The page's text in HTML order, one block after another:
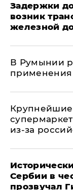
Задержки
возник
железной
В Румынии
Крупнейшие
из-за
Сербии в
прозвучал